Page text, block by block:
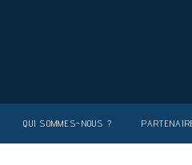
QUI SOMMES-NOUS ?